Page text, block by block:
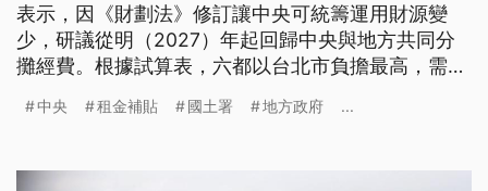
表示，因《財劃法》修訂讓中央可統籌運用財源變
少，研議從明（2027）年起回歸中央與地方共同分
攤經費。根據試算表，六都以台北市負擔最高，需自
單」的感覺。而高雄市府憂心會排擠社福與其他政策
中央 租金補貼 國土署 地方政府 ...